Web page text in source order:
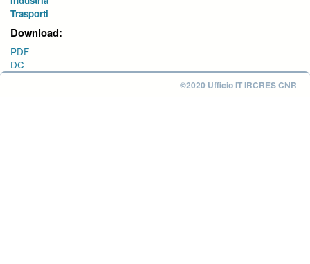
Trasporti
Download:
PDF
DC
©2020 Ufficio IT IRCRES CNR